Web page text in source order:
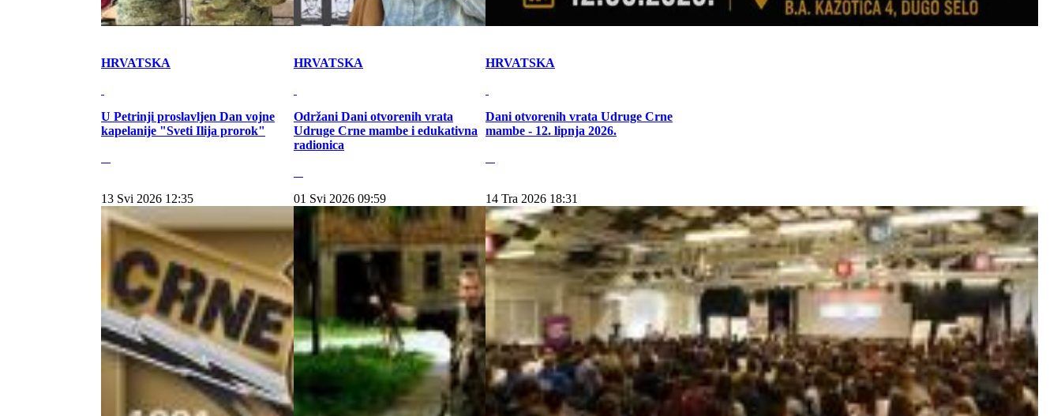
HRVATSKA
U Petrinji proslavljen Dan vojne
kapelanije "Sveti Ilija prorok"
HRVATSKA
Održani Dani otvorenih vrata
Udruge Crne mambe i edukativna
radionica
HRVATSKA
Dani otvorenih vrata Udruge Crne
mambe - 12. lipnja 2026.
13 Svi 2026 12:35 01 Svi 2026 09:59 14 Tra 2026 18:31